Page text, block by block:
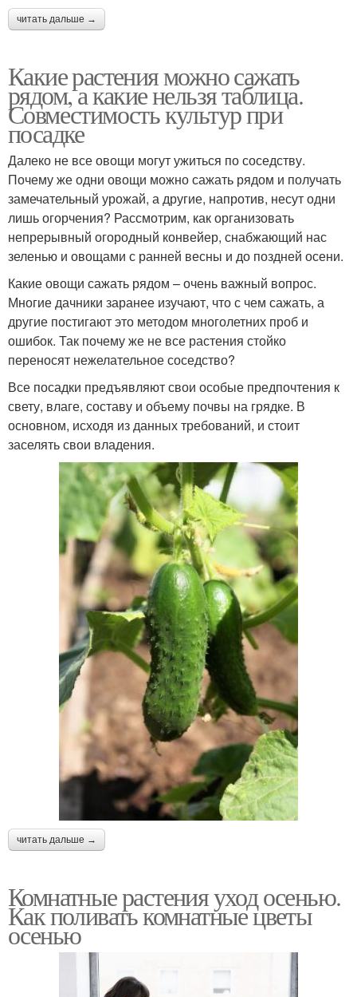
читать дальше →
Какие растения можно сажать
рядом, а какие нельзя таблица.
Совместимость культур при
посадке
Далеко не все овощи могут ужиться по соседству.
Почему же одни овощи можно сажать рядом и получать
замечательный урожай, а другие, напротив, несут одни
лишь огорчения? Рассмотрим, как организовать
непрерывный огородный конвейер, снабжающий нас
зеленью и овощами с ранней весны и до поздней осени.
Какие овощи сажать рядом – очень важный вопрос.
Многие дачники заранее изучают, что с чем сажать, а
другие постигают это методом многолетних проб и
ошибок. Так почему же не все растения стойко
переносят нежелательное соседство?
Все посадки предъявляют свои особые предпочтения к
свету, влаге, составу и объему почвы на грядке. В
основном, исходя из данных требований, и стоит
заселять свои владения.
читать дальше →
Комнатные растения уход осенью.
Как поливать комнатные цветы
осенью